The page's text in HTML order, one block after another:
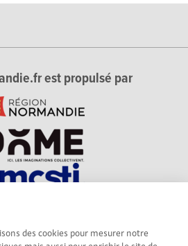
des cookies pour mesurer notre
est propulsé par
science-société en Normandie.